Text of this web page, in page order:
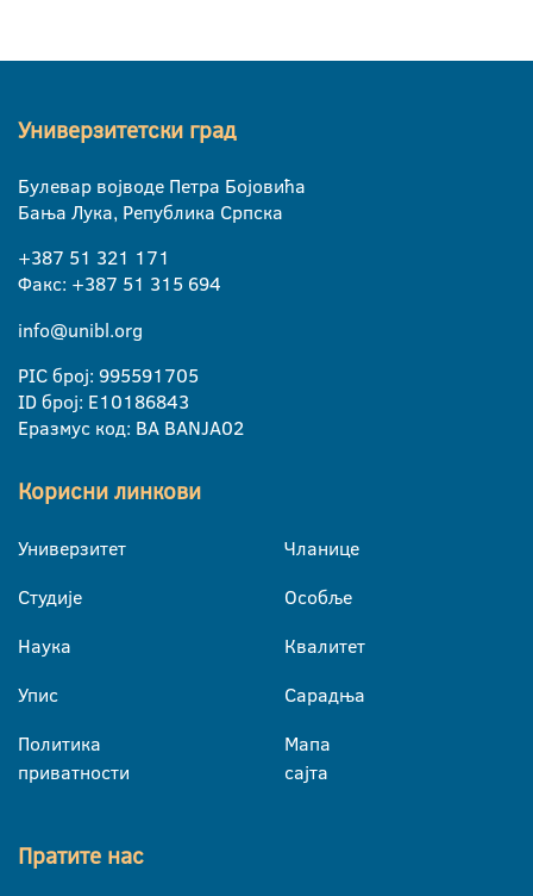
Универзитетски град
Булевар војводе Петра Бојовића
Бања Лука, Република Српска
+387 51 321 171
Факс: +387 51 315 694
info@unibl.org
PIC број: 995591705
ID број: E10186843
Еразмус код: BA BANJA02
Корисни линкови
Универзитет
Студије
Наука
Упис
Политика
приватности
Чланице
Особље
Квалитет
Сарадња
Мапа
сајта
Пратите нас